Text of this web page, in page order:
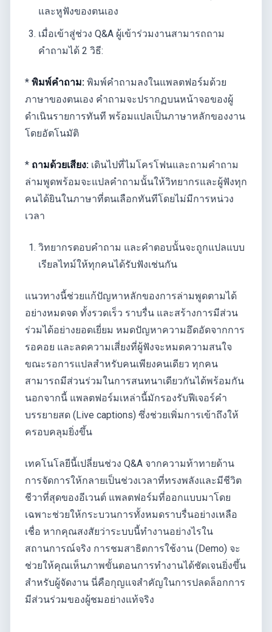
และหูฟังของตนเอง
เมื่อเข้าสู่ช่วง Q&A ผู้เข้าร่วมงานสามารถถาม
คำถามได้ 2 วิธี:
* พิมพ์คำถาม: พิมพ์คำถามลงในแพลตฟอร์มด้วย
ภาษาของตนเอง คำถามจะปรากฏบนหน้าจอของผู้
ดำเนินรายการทันที พร้อมแปลเป็นภาษาหลักของงาน
โดยอัตโนมัติ
* ถามด้วยเสียง: เดินไปที่ไมโครโฟนและถามคำถาม
ล่ามพูดพร้อมจะแปลคำถามนั้นให้วิทยากรและผู้ฟังทุก
คนได้ยินในภาษาที่ตนเลือกทันทีโดยไม่มีการหน่วง
เวลา
วิทยากรตอบคำถาม และคำตอบนั้นจะถูกแปลแบบ
เรียลไทม์ให้ทุกคนได้รับฟังเช่นกัน
แนวทางนี้ช่วยแก้ปัญหาหลักของการล่ามพูดตามได้
อย่างหมดจด ทั้งรวดเร็ว ราบรื่น และสร้างการมีส่วน
ร่วมได้อย่างยอดเยี่ยม หมดปัญหาความอึดอัดจากการ
รอคอย และลดความเสี่ยงที่ผู้ฟังจะหมดความสนใจ
ขณะรอการแปลสำหรับคนเพียงคนเดียว ทุกคน
สามารถมีส่วนร่วมในการสนทนาเดียวกันได้พร้อมกัน
นอกจากนี้ แพลตฟอร์มเหล่านี้มักรองรับฟีเจอร์คำ
บรรยายสด (Live captions) ซึ่งช่วยเพิ่มการเข้าถึงให้
ครอบคลุมยิ่งขึ้น
เทคโนโลยีนี้เปลี่ยนช่วง Q&A จากความท้าทายด้าน
การจัดการให้กลายเป็นช่วงเวลาที่ทรงพลังและมีชีวิต
ชีวาที่สุดของอีเวนต์ แพลตฟอร์มที่ออกแบบมาโดย
เฉพาะช่วยให้กระบวนการทั้งหมดราบรื่นอย่างเหลือ
เชื่อ หากคุณสงสัยว่าระบบนี้ทำงานอย่างไรใน
สถานการณ์จริง การชมสาธิตการใช้งาน (Demo) จะ
ช่วยให้คุณเห็นภาพขั้นตอนการทำงานได้ชัดเจนยิ่งขึ้น
สำหรับผู้จัดงาน นี่คือกุญแจสำคัญในการปลดล็อกการ
มีส่วนร่วมของผู้ชมอย่างแท้จริง